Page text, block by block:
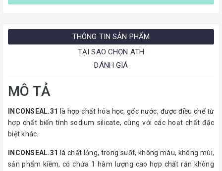
THÔNG TIN SẢN PHẨM
TẠI SAO CHỌN ATH
ĐÁNH GIÁ
MÔ TẢ
INCONSEAL.31
là hợp chất hóa học, gốc nước, được điều chế từ
hợp chất biến tính sodium silicate, cùng với các hoạt chất đặc
biệt khác.
INCONSEAL.31
là chất lỏng, trong suốt, không màu, không mùi,
sản phẩm kiềm, có chứa 1 hàm lượng cao hợp chất rắn không